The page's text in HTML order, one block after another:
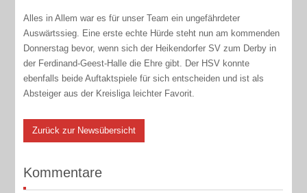
Alles in Allem war es für unser Team ein ungefährdeter
Auswärtssieg. Eine erste echte Hürde steht nun am kommenden
Donnerstag bevor, wenn sich der Heikendorfer SV zum Derby in
der Ferdinand-Geest-Halle die Ehre gibt. Der HSV konnte
ebenfalls beide Auftaktspiele für sich entscheiden und ist als
Absteiger aus der Kreisliga leichter Favorit.
Zurück zur Newsübersicht
Kommentare